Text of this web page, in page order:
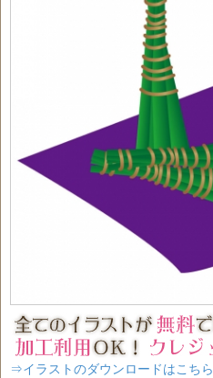
⇒イラストのダウンロードはこちら